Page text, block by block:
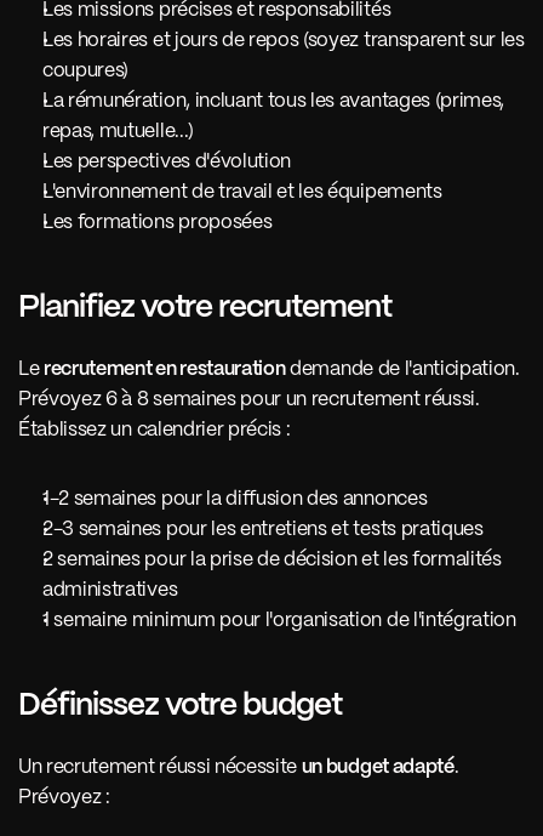
Les missions précises et responsabilités
Les horaires et jours de repos (soyez transparent sur les
coupures)
La rémunération, incluant tous les avantages (primes,
repas, mutuelle...)
Les perspectives d'évolution
L'environnement de travail et les équipements
Les formations proposées
Planifiez votre recrutement
Le recrutement en restauration demande de l'anticipation.
Prévoyez 6 à 8 semaines pour un recrutement réussi.
Établissez un calendrier précis :
1-2 semaines pour la diffusion des annonces
2-3 semaines pour les entretiens et tests pratiques
2 semaines pour la prise de décision et les formalités
administratives
1 semaine minimum pour l'organisation de l'intégration
Définissez votre budget
Un recrutement réussi nécessite un budget adapté.
Prévoyez :